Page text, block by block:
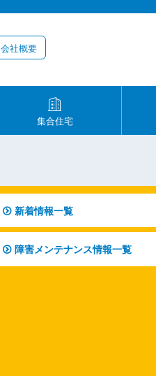
会社概要
集合住宅
新着情報一覧
障害メンテナンス情報一覧